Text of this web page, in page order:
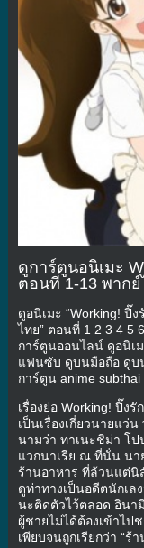
ดูการ์ตูนอนิเมะ
ตอนที่ 1-13 พากย์
ดูอนิเมะ “Working! ปิ๊
ไทย” ตอนที่ 1 2 3 4 5
การ์ตูนออนไลน์ ดูอนิเ
แฟนซับ ดูบนมือถือ ดูบ
การ์ตูน anime subthai
เรื่องย่อ Working! ปิ๊ง
เป็นเรื่องเกี่ยวนายแว่
นามว่า ทาเนะชิม่า โ
แวกนาเรีย ณ ที่นั่น นา
ร้านอาหาร ที่ล้วนแต่นิ
ดูท่าทางเป็นอดีตนักเล
นะติดตัวไว้ตลอด อินา
ผู้ชายไม่ได้ต้องเข้าไป
เพียบจนถูกเรียกว่า “ร้